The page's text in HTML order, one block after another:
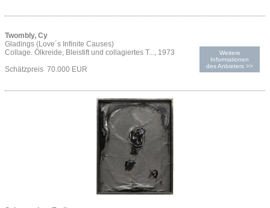
Twombly, Cy
Gladings (Love´s Infinite Causes)
Collage. Ölkreide, Bleistift und collagiertes T..., 1973
Schätzpreis 70.000 EUR
Weitere
Informationen
des Anbieters >>